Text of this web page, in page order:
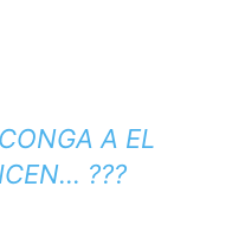
A EL
???